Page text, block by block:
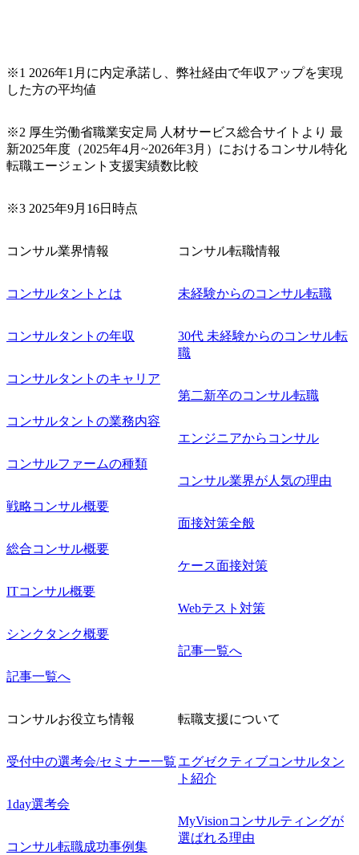
承ください。 【服装・持ち物】 ・特になし カジュアルな服
装でご参加ください。 【募集ポジション】 ITコンサルタン
定 ・全社デジタルトランスフォーメーション企画構想 ・業
務/組織/システムの現状分析/RPA選定/導入/実装 ・プライベ
ート/パブリッククラウド導入 ・AI活用による業務効率化/
企画 ・Disruptive Technologyを活用した新規事業の立案/推
上げていきたい ・サービスやソリューションに捉われず、
でのプロジェクトに参画し、自身のスキルアップを図りた
規事業開発にも興味があり、ゆくゆくはチャレンジしてみ
※1 2026年1月に内定承諾し、弊社経由で年収アップを実現
した方の平均値
※2 厚生労働省職業安定局 人材サービス総合サイトより 最
新2025年度（2025年4月~2026年3月）におけるコンサル特化
転職エージェント支援実績数比較
※3 2025年9月16日時点
コンサル業界情報
コンサルタントとは
コンサルタントの年収
コンサルタントのキャリア
コンサルタントの業務内容
コンサルファームの種類
戦略コンサル概要
総合コンサル概要
ITコンサル概要
シンクタンク概要
記事一覧へ
コンサル転職情報
未経験からのコンサル転職
30代 未経験からのコンサル転
職
第二新卒のコンサル転職
エンジニアからコンサル
コンサル業界が人気の理由
面接対策全般
ケース面接対策
Webテスト対策
記事一覧へ
コンサルお役立ち情報
受付中の選考会/セミナー一覧
1day選考会
コンサル転職成功事例集
転職支援について
エグゼクティブコンサルタン
ト紹介
MyVisionコンサルティングが
選ばれる理由